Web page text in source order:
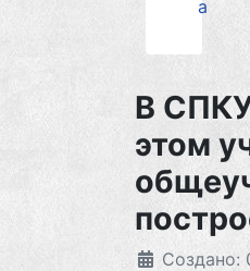
а
В
этом
Создано: